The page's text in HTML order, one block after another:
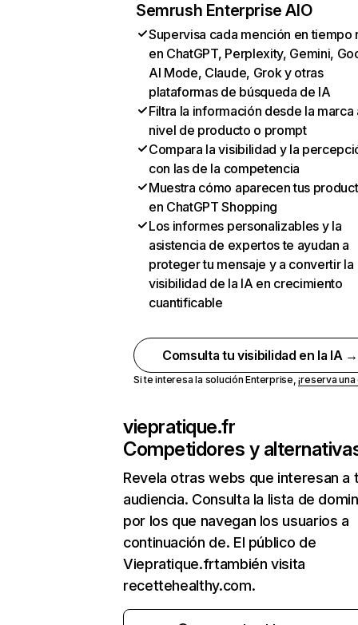
Semrush Enterprise AIO
Supervisa cada mención en tiempo
en ChatGPT, Perplexity, Gemini,
AI Mode, Claude, Grok y otras
plataformas de búsqueda de IA
Filtra la información desde la marca
nivel de producto o prompt
Compara la visibilidad y la
con las de la competencia
Muestra cómo aparecen tus
en ChatGPT Shopping
Los informes personalizables y la
asistencia de expertos te ayudan a
proteger tu mensaje y a convertir la
visibilidad de la IA en crecimiento
cuantificable
Comsulta tu visibilidad en la IA →
Si te interesa la solución Enterprise,¡reserva
viepratique.fr
Competidores y
Revela otras webs que interesan a
audiencia. Consulta la lista de
por los que navegan los usuarios a
continuación de. El público de
Viepratique.frtambién visita
recettehealthy.com.